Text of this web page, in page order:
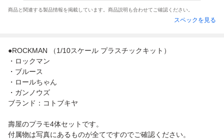
商品と関連する製品情報を掲載しています。商品説明も合わせてご確認ください。
スペックを見る
●ROCKMAN （1/10スケール プラスチックキット）
・ロックマン
・ブルース
・ロールちゃん
・ガンノウズ
ブランド：コトブキヤ
壽屋のプラモ4体セットです。
付属物は写真にあるものが全てですのでご確認ください。